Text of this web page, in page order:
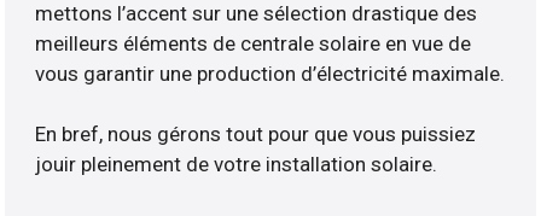
mettons l’accent sur une sélection drastique des
meilleurs éléments de centrale solaire en vue de
vous garantir une production d’électricité maximale.
En bref, nous gérons tout pour que vous puissiez
jouir pleinement de votre installation solaire.